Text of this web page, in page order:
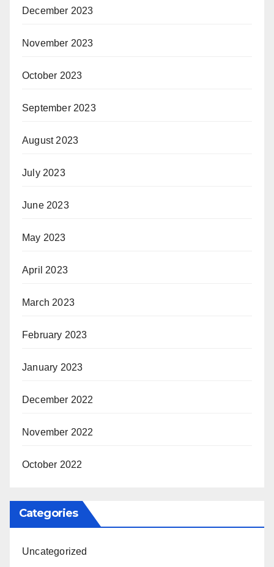
December 2023
November 2023
October 2023
September 2023
August 2023
July 2023
June 2023
May 2023
April 2023
March 2023
February 2023
January 2023
December 2022
November 2022
October 2022
Categories
Uncategorized